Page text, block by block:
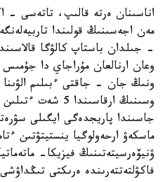
اناسىنان ەرتە قالىپ، تاتەسى -
- جىلدان باستاپ كالۋگا
وعان ارنالعان مۇراجاي دا
ونىڭ جان - جاقتى ءبىلىم
وسىنىڭ
جاسىندا پاريجدەگى ايگىلى
ماسكەۋ ارحەولوگيا ينستيتۋتىن
ۋنيۆەرسيتەتىنىڭ فيزيكا-
فاكۋلتەتتەرىندە ەرىكتى